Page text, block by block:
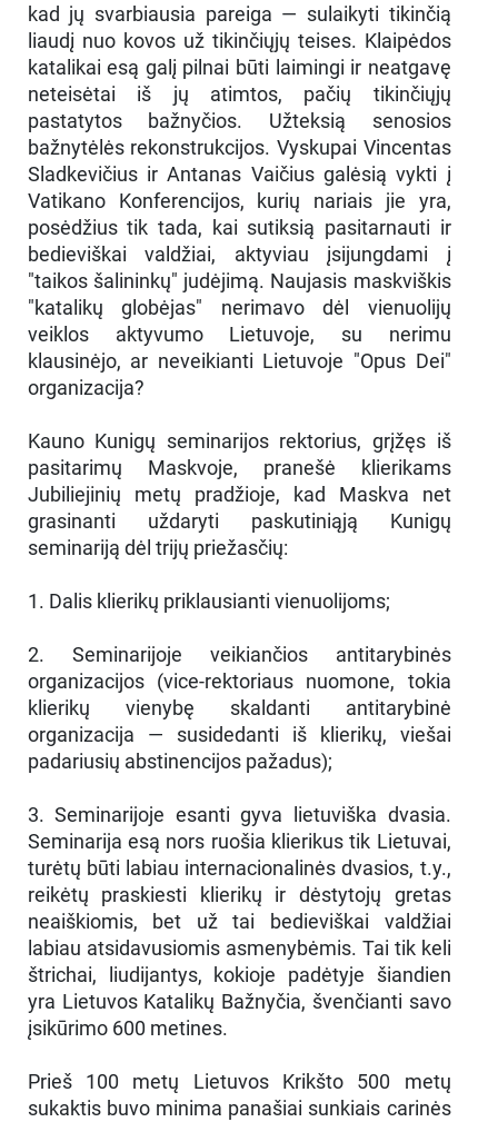
kad jų svarbiausia pareiga — sulaikyti tikinčią
liaudį nuo kovos už tikinčiųjų teises. Klaipėdos
katalikai esą galį pilnai būti laimingi ir neatgavę
neteisėtai iš jų atimtos, pačių tikinčiųjų
pastatytos bažnyčios. Užteksią senosios
bažnytėlės rekonstrukcijos. Vyskupai Vincentas
Sladkevičius ir Antanas Vaičius galėsią vykti į
Vatikano Konferencijos, kurių nariais jie yra,
posėdžius tik tada, kai sutiksią pasitarnauti ir
bedieviškai valdžiai, aktyviau įsijungdami į
"taikos šalininkų" judėjimą. Naujasis maskviškis
"katalikų globėjas" nerimavo dėl vienuolijų
veiklos aktyvumo Lietuvoje, su nerimu
klausinėjo, ar neveikianti Lietuvoje "Opus Dei"
organizacija?
Kauno Kunigų seminarijos rektorius, grįžęs iš
pasitarimų Maskvoje, pranešė klierikams
Jubiliejinių metų pradžioje, kad Maskva net
grasinanti uždaryti paskutiniąją Kunigų
seminariją dėl trijų priežasčių:
1. Dalis klierikų priklausianti vienuolijoms;
2. Seminarijoje veikiančios antitarybinės
organizacijos (vice-rektoriaus nuomone, tokia
klierikų vienybę skaldanti antitarybinė
organizacija — susidedanti iš klierikų, viešai
padariusių abstinencijos pažadus);
3. Seminarijoje esanti gyva lietuviška dvasia.
Seminarija esą nors ruošia klierikus tik Lietuvai,
turėtų būti labiau internacionalinės dvasios, t.y.,
reikėtų praskiesti klierikų ir dėstytojų gretas
neaiškiomis, bet už tai bedieviškai valdžiai
labiau atsidavusiomis asmenybėmis. Tai tik keli
štrichai, liudijantys, kokioje padėtyje šiandien
yra Lietuvos Katalikų Bažnyčia, švenčianti savo
įsikūrimo 600 metines.
Prieš 100 metų Lietuvos Krikšto 500 metų
sukaktis buvo minima panašiai sunkiais carinės